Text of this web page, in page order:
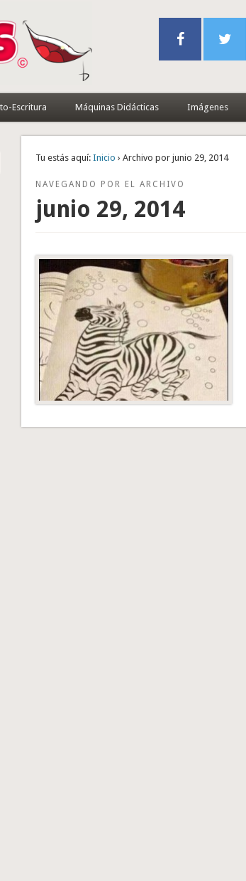
Escritura Máquinas Didácticas Imágenes
Tu estás aquí: Inicio › Archivo por junio 29, 2014
NAVEGANDO POR EL ARCHIVO
junio 29, 2014